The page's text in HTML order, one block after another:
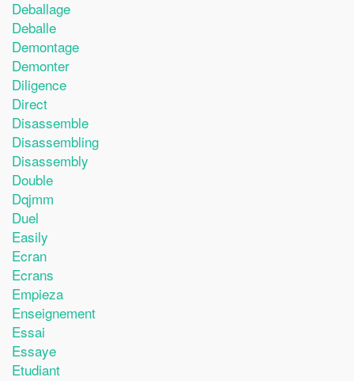
Deballage
Deballe
Demontage
Demonter
Diligence
Direct
Disassemble
Disassembling
Disassembly
Double
Dqjmm
Duel
Easily
Ecran
Ecrans
Empieza
Enseignement
Essai
Essaye
Etudiant